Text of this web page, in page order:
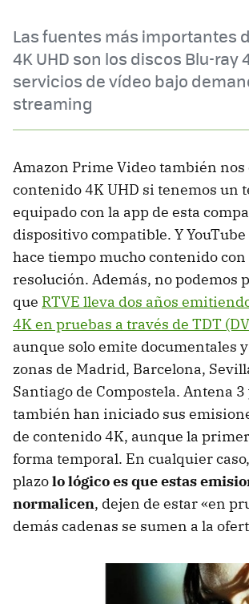
Las fuentes más importantes
4K UHD son los discos Blu-ray
servicios de vídeo bajo
streaming
Amazon Prime Video también nos
contenido 4K UHD si tenemos un
equipado con la app de esta
dispositivo compatible. Y
hace tiempo mucho contenido con
resolución. Además, no podemos
que RTVE lleva dos años
4K en pruebas a través de TDT
aunque solo emite documentales
zonas de Madrid, Barcelona,
Santiago de Compostela. Antena
también han iniciado sus
de contenido 4K, aunque la
forma temporal. En cualquier
plazolo lógico es que estas
normalicen, dejen de estar «en
demás cadenas se sumen a la